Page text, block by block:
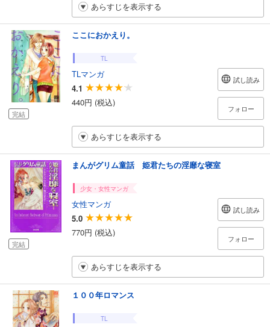
あらすじを表示する
完結
ここにおかえり。
TL
TLマンガ
4.1
440円 (税込)
試し読み
フォロー
あらすじを表示する
完結
まんがグリム童話 姫君たちの淫靡な寝室
少女・女性マンガ
女性マンガ
5.0
770円 (税込)
試し読み
フォロー
あらすじを表示する
１００年ロマンス
TL